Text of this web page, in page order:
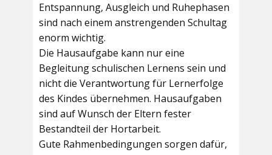
Entspannung, Ausgleich und Ruhephasen
sind nach einem anstrengenden Schultag
enorm wichtig.
Die Hausaufgabe kann nur eine
Begleitung schulischen Lernens sein und
nicht die Verantwortung für Lernerfolge
des Kindes übernehmen. Hausaufgaben
sind auf Wunsch der Eltern fester
Bestandteil der Hortarbeit.
Gute Rahmenbedingungen sorgen dafür,